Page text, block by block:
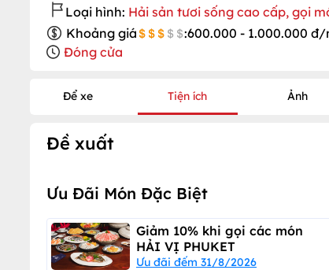
Loại hình: Hải sản tươi sống cao cấp, gọi
Khoảng giá
:600.000 - 1.000.000
Đóng cửa
Để xe Tiện ích Ảnh
Đề xuất
Ưu Đãi Món Đặc Biệt
Giảm 10% khi gọi các món
HẢI VỊ PHUKET
Ưu đãi đếm 31/8/2026